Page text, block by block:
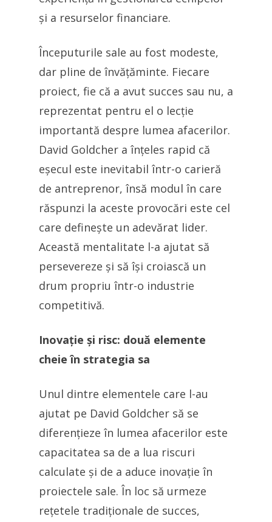
și a resurselor financiare.
Începuturile sale au fost modeste,
dar pline de învățăminte. Fiecare
proiect, fie că a avut succes sau nu, a
reprezentat pentru el o lecție
importantă despre lumea afacerilor.
David Goldcher a înțeles rapid că
eșecul este inevitabil într-o carieră
de antreprenor, însă modul în care
răspunzi la aceste provocări este cel
care definește un adevărat lider.
Această mentalitate l-a ajutat să
persevereze și să își croiască un
drum propriu într-o industrie
competitivă.
Inovație și risc: două elemente
cheie în strategia sa
Unul dintre elementele care l-au
ajutat pe David Goldcher să se
diferențieze în lumea afacerilor este
capacitatea sa de a lua riscuri
calculate și de a aduce inovație în
proiectele sale. În loc să urmeze
rețetele tradiționale de succes,